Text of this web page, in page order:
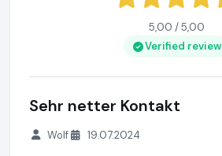
5,00 / 5,00
Verified review
Sehr netter Kontakt
Wolf 19.07.2024